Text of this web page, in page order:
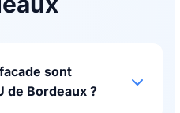
sont
de Bordeaux ?